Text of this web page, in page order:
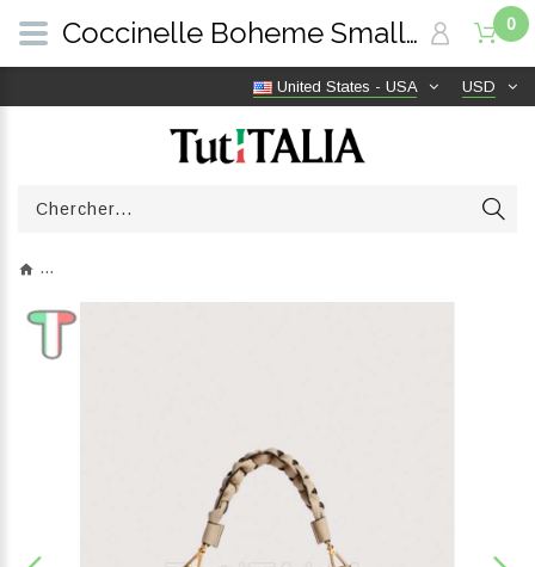
USD
United States - USA
0
Coccinelle Boheme Small Sandshell/Seagrass E1M50580101_700 | TutITALIA